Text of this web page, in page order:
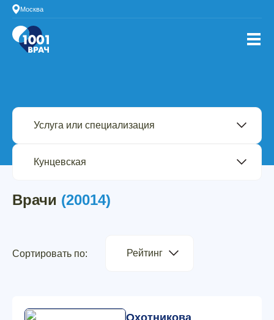
Москва
Врачи (20014)
Сортировать по: Рейтинг
Охотникова